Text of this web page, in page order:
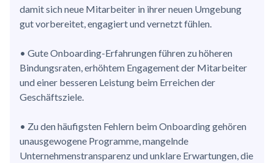
damit sich neue Mitarbeiter in ihrer neuen Umgebung
gut vorbereitet, engagiert und vernetzt fühlen.
• Gute Onboarding-Erfahrungen führen zu höheren
Bindungsraten, erhöhtem Engagement der Mitarbeiter
und einer besseren Leistung beim Erreichen der
Geschäftsziele.
• Zu den häufigsten Fehlern beim Onboarding gehören
unausgewogene Programme, mangelnde
Unternehmenstransparenz und unklare Erwartungen, die